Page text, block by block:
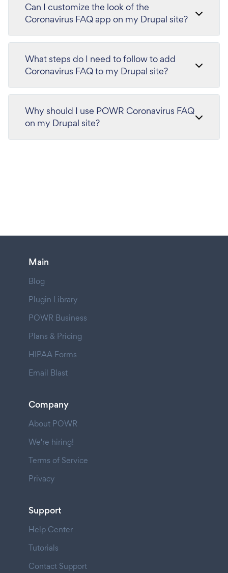
Can I customize the look of the
Coronavirus FAQ app on my Drupal site?
What steps do I need to follow to add
Coronavirus FAQ to my Drupal site?
Why should I use POWR Coronavirus FAQ
on my Drupal site?
Main
Blog
Plugin Library
POWR Business
Plans & Pricing
HIPAA Forms
Email Blast
Company
About POWR
We're hiring!
Terms of Service
Privacy
Support
Help Center
Tutorials
Contact Support